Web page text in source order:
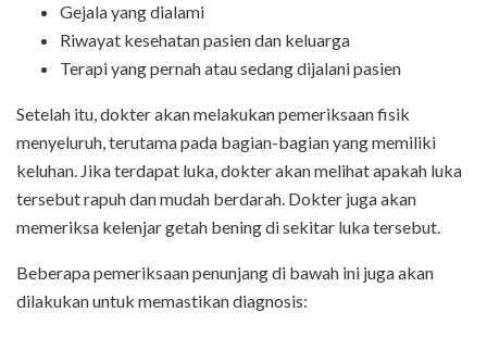
Gejala yang dialami
Riwayat kesehatan pasien dan keluarga
Terapi yang pernah atau sedang dijalani pasien
Setelah itu, dokter akan melakukan pemeriksaan fisik
menyeluruh, terutama pada bagian-bagian yang memiliki
keluhan. Jika terdapat luka, dokter akan melihat apakah luka
tersebut rapuh dan mudah berdarah. Dokter juga akan
memeriksa kelenjar getah bening di sekitar luka tersebut.
Beberapa pemeriksaan penunjang di bawah ini juga akan
dilakukan untuk memastikan diagnosis: